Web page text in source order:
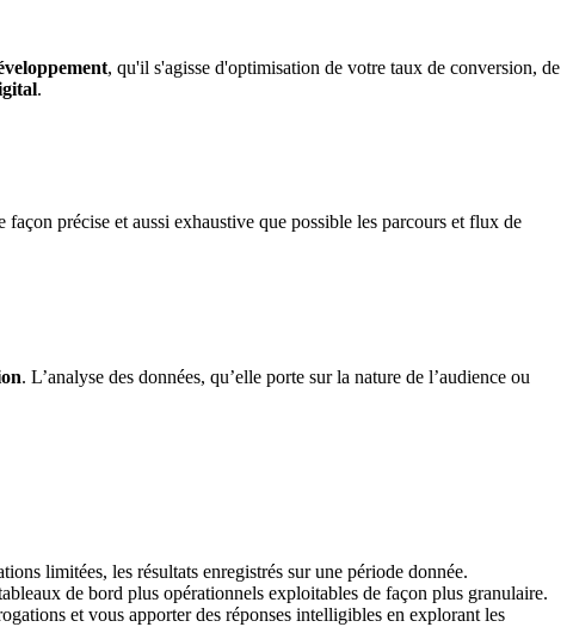
, qu'il s'agisse d'optimisation de votre taux de conversion, de
.
précise et aussi exhaustive que possible les parcours et flux de
. L’analyse des données, qu’elle porte sur la nature de l’audience ou
limitées, les résultats enregistrés sur une période donnée.
de bord plus opérationnels exploitables de façon plus granulaire.
et vous apporter des réponses intelligibles en explorant les